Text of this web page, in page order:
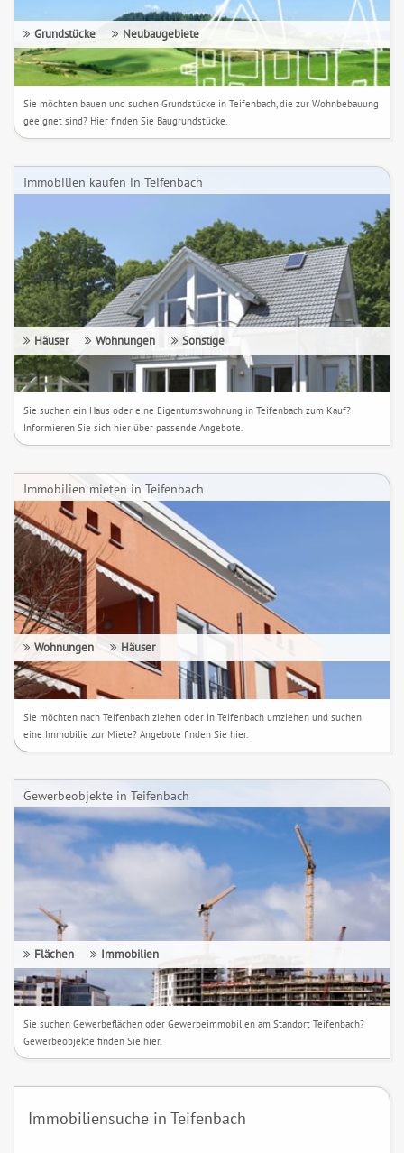
Grundstücke Neubaugebiete
Sie möchten bauen und suchen Grundstücke in Teifenbach, die zur Wohnbebauung
geeignet sind? Hier finden Sie Baugrundstücke.
Immobilien kaufen in Teifenbach
Häuser Wohnungen Sonstige
Sie suchen ein Haus oder eine Eigentumswohnung in Teifenbach zum Kauf?
Informieren Sie sich hier über passende Angebote.
Immobilien mieten in Teifenbach
Wohnungen Häuser
Sie möchten nach Teifenbach ziehen oder in Teifenbach umziehen und suchen
eine Immobilie zur Miete? Angebote finden Sie hier.
Gewerbeobjekte in Teifenbach
Flächen Immobilien
Sie suchen Gewerbeflächen oder Gewerbeimmobilien am Standort Teifenbach?
Gewerbeobjekte finden Sie hier.
Immobiliensuche in Teifenbach